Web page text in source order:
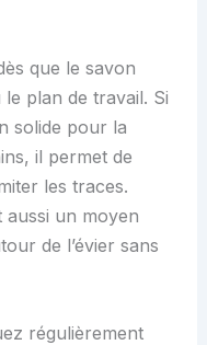
que le savon
le plan de travail. Si
solide pour la
il permet de
les traces.
aussi un moyen
de l’évier sans
régulièrement